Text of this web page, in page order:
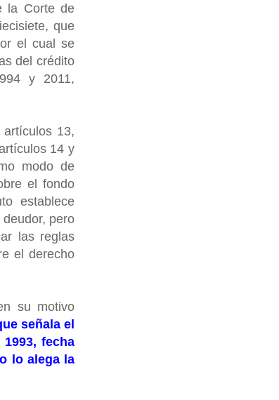
la Corte de
que
el cual se
del crédito
y 2011,
13,
14 y
modo de
el fondo
establece
pero
las reglas
el derecho
su motivo
señala el
fecha
lo alega la